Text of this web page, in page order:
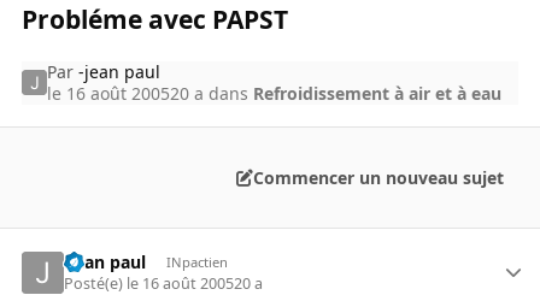
Probléme avec PAPST
Par-jean paul
le 16 août 200520 a dans Refroidissement à air et à eau
Commencer un nouveau sujet
-jean paul INpactien
Posté(e) le 16 août 200520 a